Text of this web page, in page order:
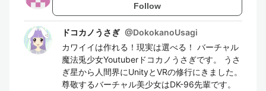
Follow
ドコカノうさぎ @DokokanoUsagi
カワイイは作れる！現実は選べる！ バーチャル
魔法兎少女Youtuberドコカノうさぎです。 うさ
ぎ星から人間界にUnityとVRの修行にきました。
尊敬するバーチャル美少女はDK-96先輩です。